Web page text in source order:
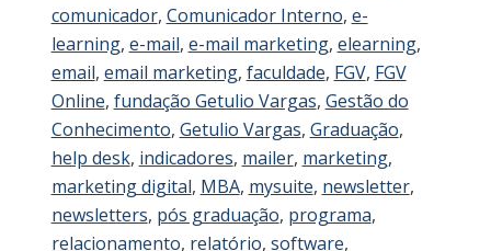
comunicador, Comunicador Interno, e-
learning, e-mail, e-mail marketing, elearning,
email, email marketing, faculdade, FGV, FGV
Online, fundação Getulio Vargas, Gestão do
Conhecimento, Getulio Vargas, Graduação,
help desk, indicadores, mailer, marketing,
marketing digital, MBA, mysuite, newsletter,
newsletters, pós graduação, programa,
relacionamento, relatório, software,